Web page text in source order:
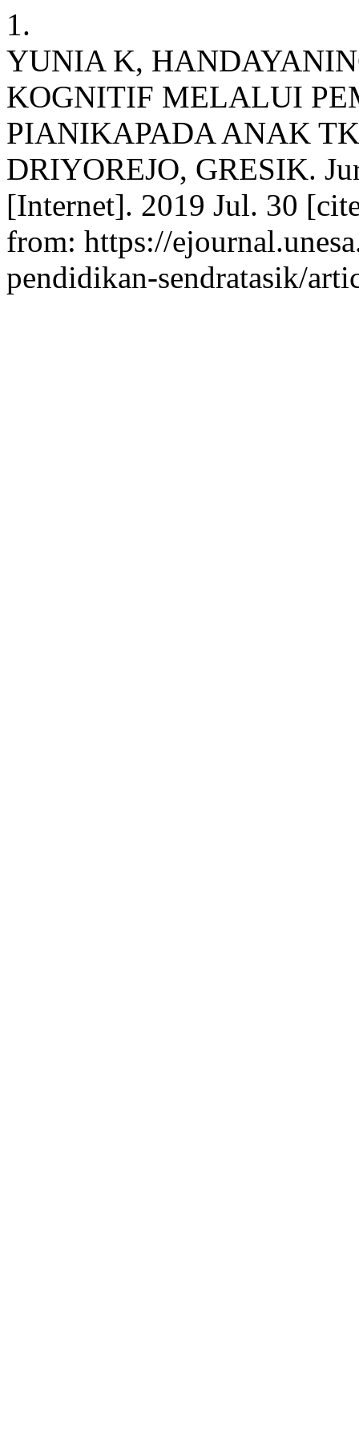
1.
YUNIA K,
KOGNITIF MELALUI
PIANIKAPADA ANAK
DRIYOREJO, GRESIK.
[Internet]. 2019 Jul. 30
from: https://
pendidikan-sendratasik/